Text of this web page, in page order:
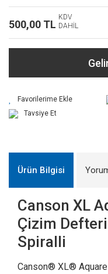
500,00 TL
KDV
DAHİL
Tavsiye Et
Ürün Bilgisi
Canson XL
Çizim
Spiralli
Canson® XL®